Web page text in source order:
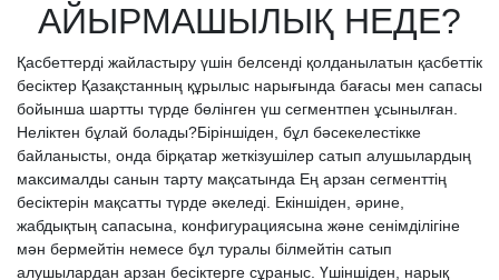
АЙЫРМАШЫЛЫҚ НЕДЕ?
Қасбеттерді жайластыру үшін белсенді қолданылатын қасбеттік
бесіктер Қазақстанның құрылыс нарығында бағасы мен сапасы
бойынша шартты түрде бөлінген үш сегментпен ұсынылған.
Неліктен бұлай болады?Біріншіден, бұл бәсекелестікке
байланысты, онда бірқатар жеткізушілер сатып алушылардың
максималды санын тарту мақсатында Ең арзан сегменттің
бесіктерін мақсатты түрде әкеледі. Екіншіден, әрине,
жабдықтың сапасына, конфигурациясына және сенімділігіне
мән бермейтін немесе бұл туралы білмейтін сатып
алушылардан арзан бесіктерге сұраныс. Үшіншіден, нарық